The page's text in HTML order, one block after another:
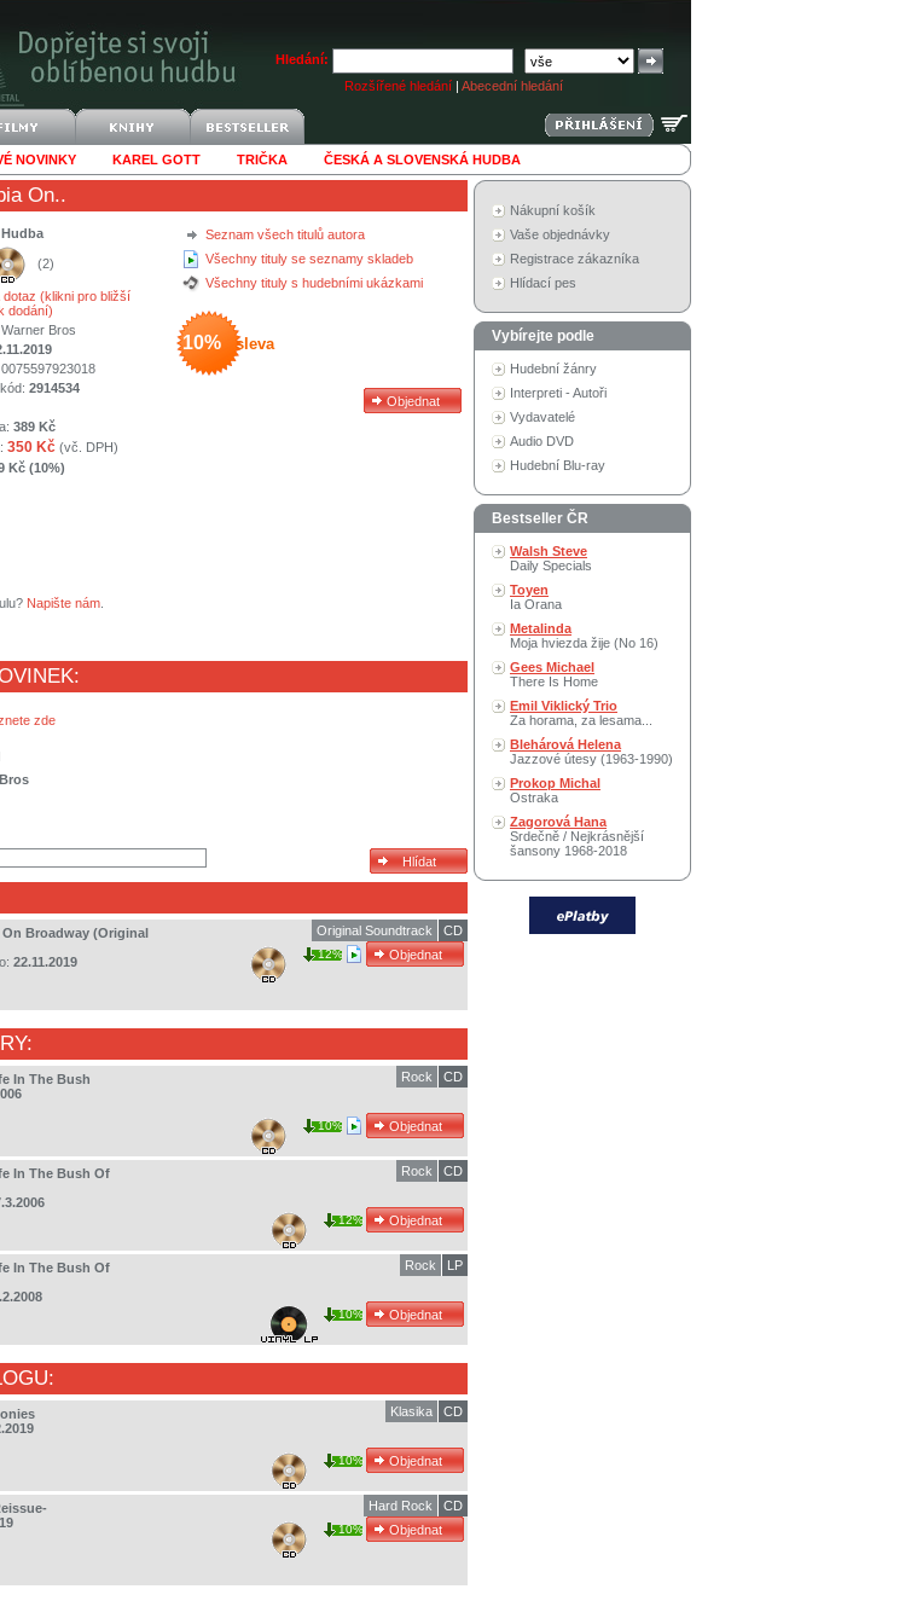
Hledání:
Rozšířené hledání | Abecední hledání
NOVINKY KAREL GOTT TRIČKA ČESKÁ A SLOVENSKÁ HUDBA
On..
Seznam všech titulů autora
Všechny tituly se seznamy skladeb
Všechny tituly s hudebními ukázkami
10% sleva
Hudba
(2)
dotaz (klikni pro bližší
dodání)
Warner Bros
2914534
389 Kč
350 Kč (vč. DPH)
Kč (10%)
Napište nám
zde
Broadway (Original
22.11.2019
CD
Original Soundtrack
12%
In The Bush
CD
Rock
10%
In The Bush Of
CD
Rock
12%
In The Bush Of
LP
Rock
10%
CD
Klasika
10%
CD
Hard Rock
10%
Nákupní košík
Vaše objednávky
Registrace zákazníka
Hlídací pes
Vybírejte podle
Hudební žánry
Interpreti - Autoři
Vydavatelé
Audio DVD
Hudební Blu-ray
Bestseller ČR
Walsh Steve
Daily Specials
Toyen
Ia Orana
Metalinda
Moja hviezda žije (No 16)
Gees Michael
There Is Home
Emil Viklický Trio
Za horama, za lesama...
Blehárová Helena
Jazzové útesy (1963-1990)
Prokop Michal
Ostraka
Zagorová Hana
Srdečně / Nejkrásnější
šansony 1968-2018